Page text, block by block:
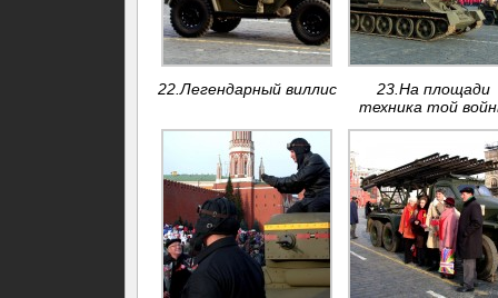
22.Легендарный виллис
23.На площади
техника той